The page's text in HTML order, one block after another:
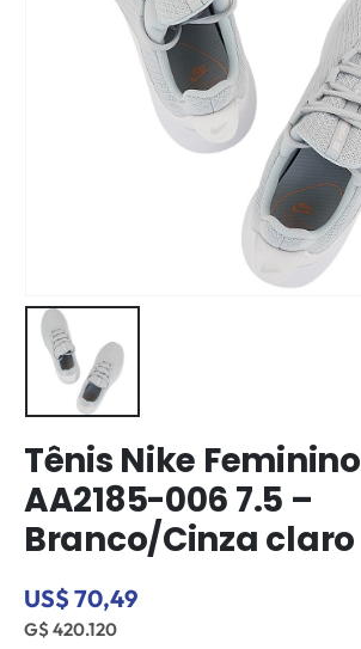
Tênis Nike Feminino
AA2185-006 7.5 –
Branco/Cinza claro
US$ 70,49
G$ 420.120